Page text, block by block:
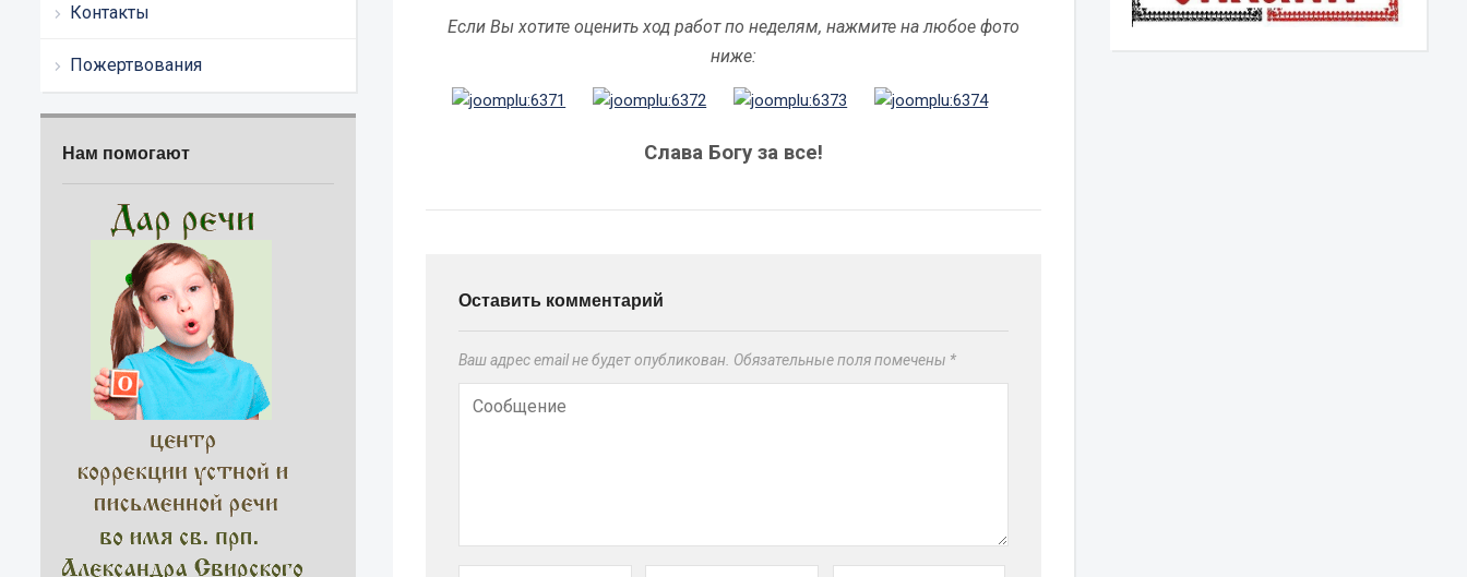
Контакты
Пожертвования
Нам помогают
Если Вы хотите оценить ход работ по неделям, нажмите на любое фото
ниже:
Слава Богу за все!
Оставить комментарий
Ваш адрес email не будет опубликован. Обязательные поля помечены *